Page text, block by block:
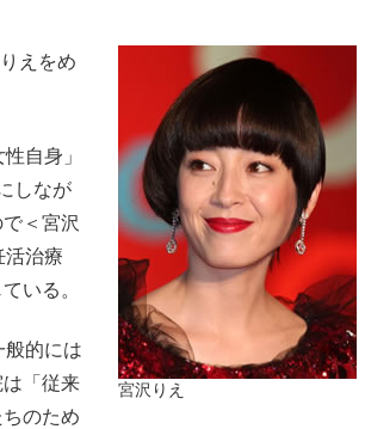
宮沢りえ
えをめ
自身」
しなが
＜宮沢
活治療
いる。
的には
「従来
のため